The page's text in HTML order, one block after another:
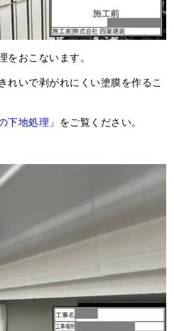
をおこないます。
れいで剥がれにくい塗膜を作るこ
下地処理」 をご覧ください。